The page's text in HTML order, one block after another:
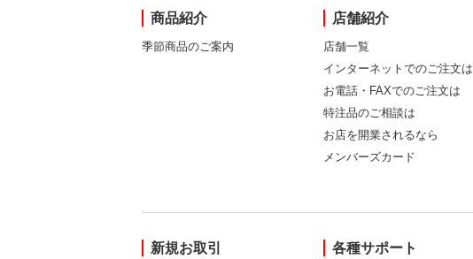
商品紹介
季節商品のご案内
店舗紹介
店舗一覧
インターネットでのご注文は
お電話・FAXでのご注文は
特注品のご相談は
お店を開業されるなら
メンバーズカード
新規お取引 各種サポート